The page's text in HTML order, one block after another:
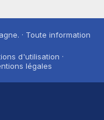
· Toute information
d'utilisation ·
légales